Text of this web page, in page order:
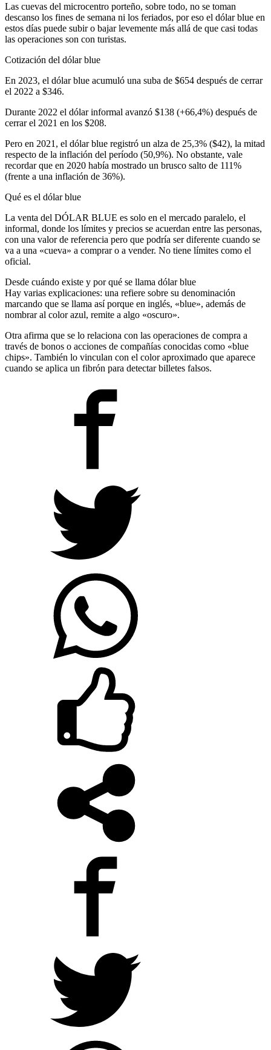
Las cuevas del microcentro porteño, sobre todo, no se toman
descanso los fines de semana ni los feriados, por eso el dólar blue en
estos días puede subir o bajar levemente más allá de que casi todas
las operaciones son con turistas.
Cotización del dólar blue
En 2023, el dólar blue acumuló una suba de $654 después de cerrar
el 2022 a $346.
Durante 2022 el dólar informal avanzó $138 (+66,4%) después de
cerrar el 2021 en los $208.
Pero en 2021, el dólar blue registró un alza de 25,3% ($42), la mitad
respecto de la inflación del período (50,9%). No obstante, vale
recordar que en 2020 había mostrado un brusco salto de 111%
(frente a una inflación de 36%).
Qué es el dólar blue
La venta del DÓLAR BLUE es solo en el mercado paralelo, el
informal, donde los límites y precios se acuerdan entre las personas,
con una valor de referencia pero que podría ser diferente cuando se
va a una «cueva» a comprar o a vender. No tiene límites como el
oficial.
Desde cuándo existe y por qué se llama dólar blue
Hay varias explicaciones: una refiere sobre su denominación
marcando que se llama así porque en inglés, «blue», además de
nombrar al color azul, remite a algo «oscuro».
Otra afirma que se lo relaciona con las operaciones de compra a
través de bonos o acciones de compañías conocidas como «blue
chips». También lo vinculan con el color aproximado que aparece
cuando se aplica un fibrón para detectar billetes falsos.